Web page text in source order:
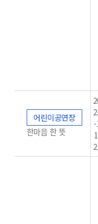
어린이공연장
한마음 한 뜻